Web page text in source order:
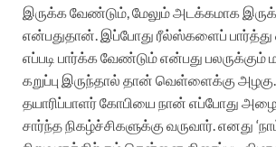
இருக்க வேண்டும், மேலும் அடக்கமாக
என்பதுதான். இப்போது ரீல்ஸ்களைப்
எப்படி பார்க்க வேண்டும் என்பது பலருக்கும்
கறுப்பு இருந்தால் தான் வெள்ளைக்கு
தயாரிப்பாளர் கோபியை நான் எப்போது
சார்ந்த நிகழ்ச்சிகளுக்கு வருவார். எனது